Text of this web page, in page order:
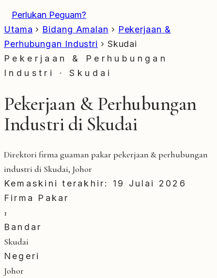
Perlukan Peguam?
Utama › Bidang Amalan › Pekerjaan &
Perhubungan Industri › Skudai
Pekerjaan & Perhubungan
Industri · Skudai
Pekerjaan & Perhubungan
Industri di Skudai
Direktori firma guaman pakar pekerjaan & perhubungan
industri di Skudai, Johor
Kemaskini terakhir: 19 Julai 2026
Firma Pakar
1
Bandar
Skudai
Negeri
Johor